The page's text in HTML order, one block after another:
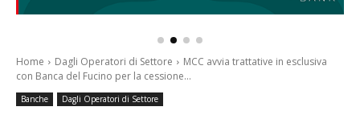
Home Dagli Operatori di Settore
MCC avvia trattative in esclusiva
con Banca del Fucino per la cessione...
Banche Dagli Operatori di Settore